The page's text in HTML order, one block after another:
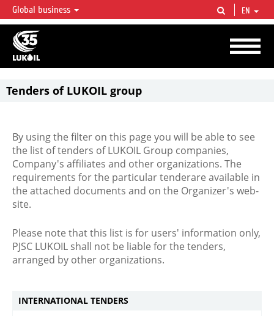
LUKOIL OVERVIEW
LUKOIL is one of the largest oil & gas vertical integrated companies in the world
accounting for over 2% of crude production and circa 1% of proved hydrocarbon
reserves globally.
Global business EN
Tenders of LUKOIL group
By using the filter on this page you will be able to see
the list of tenders of LUKOIL Group companies,
Company's affiliates and other organizations. The
requirements for the particular tenderare available in
the attached documents and on the Organizer's web-
site.
Please note that this list is for users' information only,
PJSC LUKOIL shall not be liable for the tenders,
arranged by other organizations.
INTERNATIONAL TENDERS